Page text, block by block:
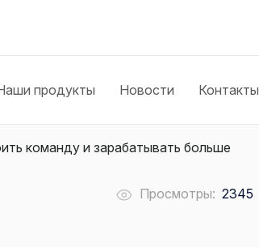
продукты Новости Контакты
команду и зарабатывать больше
Просмотры: 2345